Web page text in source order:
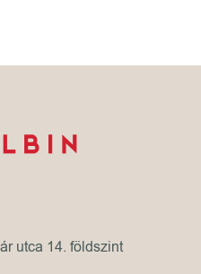
utca 14. földszint